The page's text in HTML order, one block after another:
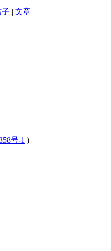
子 | 文章
号-1 )